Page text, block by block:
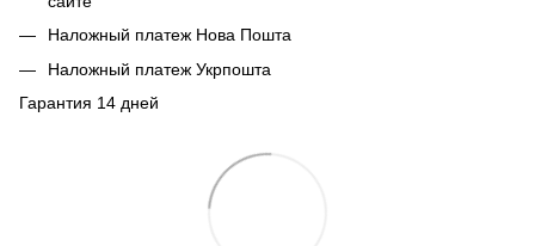
Наложный платеж Нова Пошта
Наложный платеж Укрпошта
Гарантия 14 дней